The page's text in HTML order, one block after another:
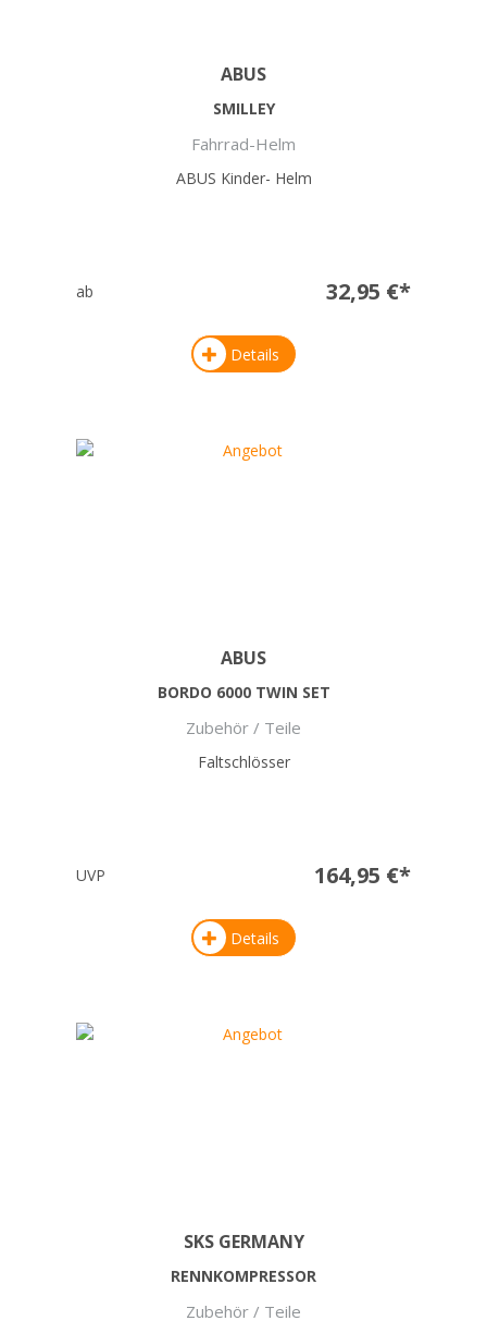
ABUS
SMILLEY
Fahrrad-Helm
ABUS Kinder- Helm
ab 32,95 €*
Details
ABUS
BORDO 6000 TWIN SET
Zubehör / Teile
Faltschlösser
UVP 164,95 €*
Details
SKS GERMANY
RENNKOMPRESSOR
Zubehör / Teile